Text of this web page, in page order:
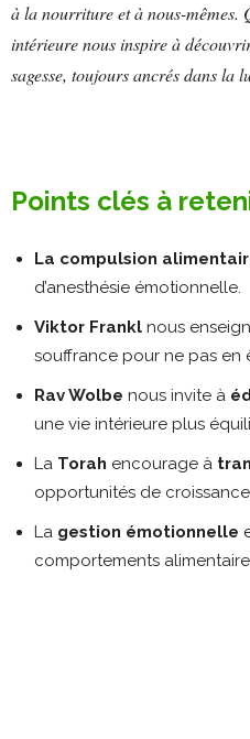
à la nourriture et à nous-mêmes.
intérieure nous inspire à
sagesse, toujours ancrés dans la
Points clés à
La compulsion
d’anesthésie émotionnelle.
Viktor Frankl nous
souffrance pour ne pas en
Rav Wolbe nous invite à
une vie intérieure plus
La Torah encourage à
opportunités de
La gestion émotionnelle
comportements